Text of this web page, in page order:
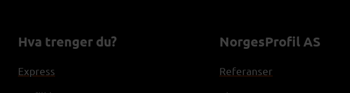
Hva trenger du?
Express
NorgesProfil AS
Referanser